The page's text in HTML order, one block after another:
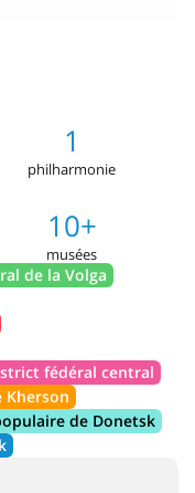
1
philharmonie
10+
musées
de la Volga
fédéral central
Kherson
de Donetsk